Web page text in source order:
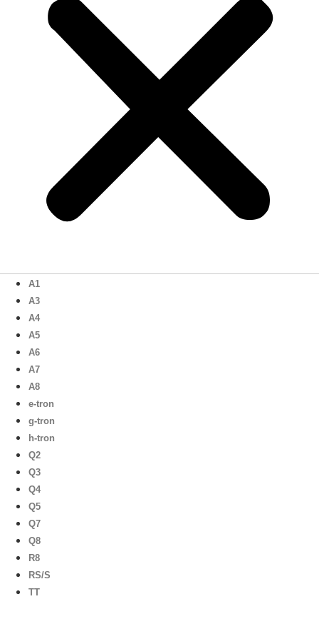
A1
A3
A4
A5
A6
A7
A8
e-tron
g-tron
h-tron
Q2
Q3
Q4
Q5
Q7
Q8
R8
RS/S
TT